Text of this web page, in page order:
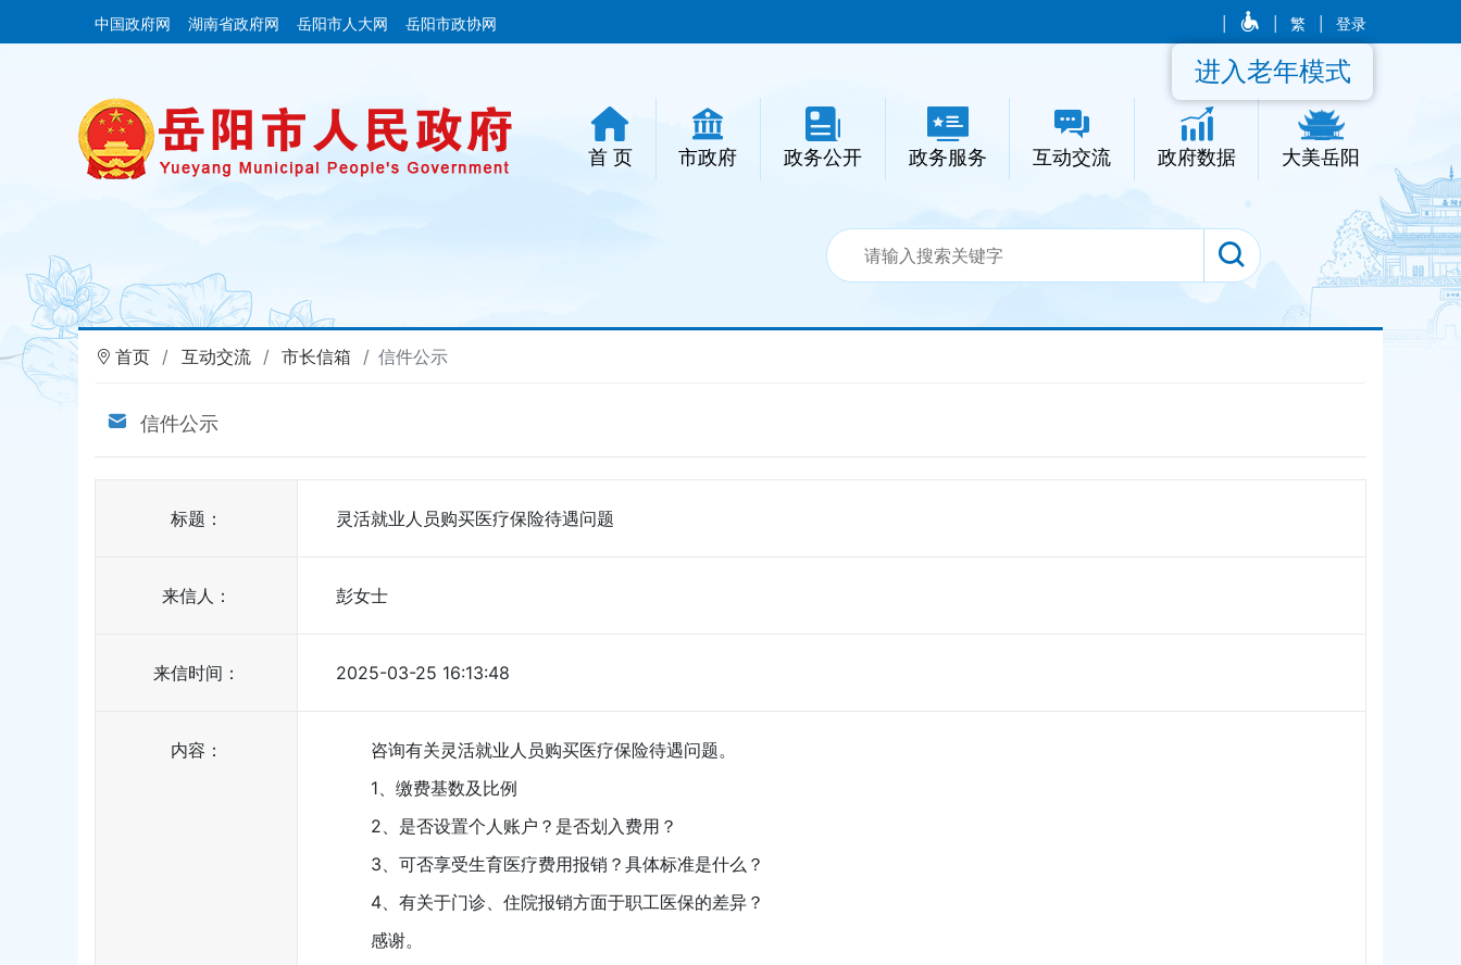
中国政府网 湖南省政府网 岳阳市人大网 岳阳市政协网 繁 登录
首 页 市政府 政务公开 政务服务 互动交流 政府数据 大美岳阳
进入老年模式
首页 互动交流 市长信箱 信件公示
信件公示
标题： 灵活就业人员购买医疗保险待遇问题
来信人： 彭女士
来信时间： 2025-03-25 16:13:48
内容：
咨询有关灵活就业人员购买医疗保险待遇问题。
1、缴费基数及比例
2、是否设置个人账户？是否划入费用？
3、可否享受生育医疗费用报销？具体标准是什么？
4、有关于门诊、住院报销方面于职工医保的差异？
感谢。